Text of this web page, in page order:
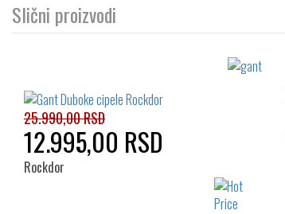
Slični proizvodi
25.990,00 RSD
12.995,00 RSD
Rockdor